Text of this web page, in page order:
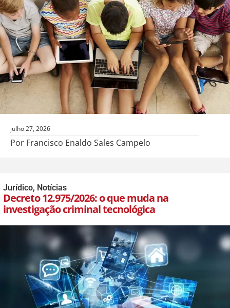
julho 27, 2026
Por Francisco Enaldo Sales Campelo
Jurídico, Notícias
Decreto 12.975/2026: o que muda na
investigação criminal tecnológica